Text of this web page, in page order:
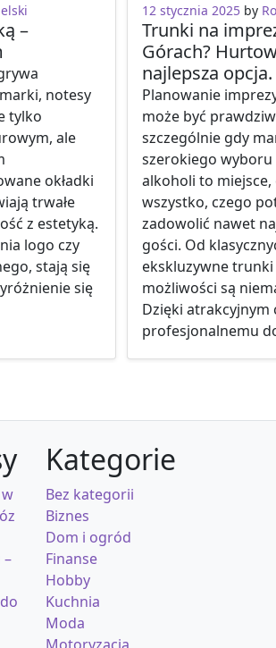
–
notesy
tylko
ale
okładki
trwałe
z estetyką.
logo czy
stają się
się
12 stycznia 2025 by
Trunki na
Górach?
najlepsza opcja.
Planowanie
może być
szczególnie gdy
szerokiego
alkoholi to
wszystko, czego
zadowolić nawet
gości. Od
ekskluzywne
możliwości są
Dzięki atrakcyjnym
profesjonalnemu
–
Kategorie
Bez kategorii
Biznes
Dom i ogród
Finanse
Hobby
Kuchnia
Moda